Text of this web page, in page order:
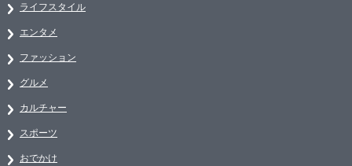
ライフスタイル
エンタメ
ファッション
グルメ
カルチャー
スポーツ
おでかけ